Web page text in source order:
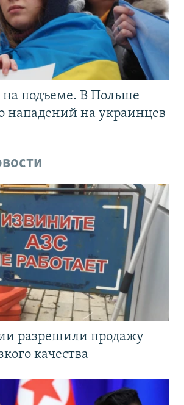
на подъеме. В Польше
нападений на украинцев
разрешили продажу
качества